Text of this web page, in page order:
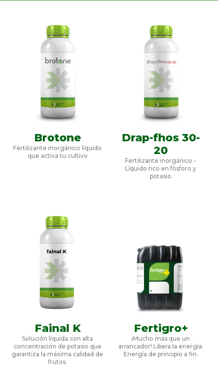
Brotone
Fertilizante inorgánico líquido
que activa tu cultivo
Drap-fhos 30-
20
Fertilizante inorgánico -
Líquido rico en fósforo y
potasio
Fainal K
Solución líquida con alta
concentración de potasio que
garantiza la máxima calidad de
frutos.
Fertigro+
¡Mucho más que un
arrancador! Libera la energía:
Energía de principio a fin.